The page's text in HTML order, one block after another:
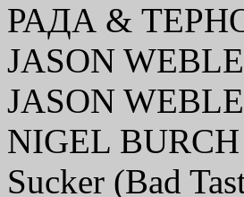
РАДА &
JASON
JASON
NIGEL
Sucker (Bad